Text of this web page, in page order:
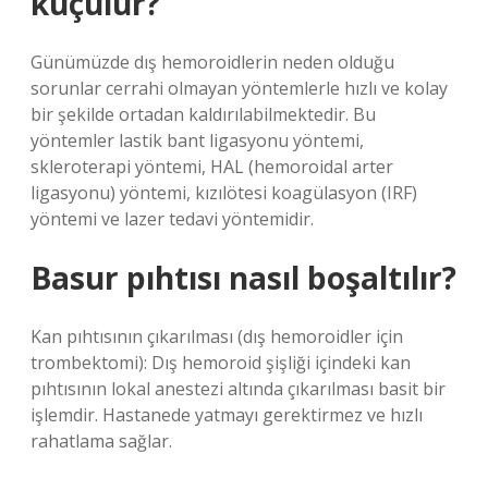
Günümüzde dış hemoroidlerin neden olduğu
sorunlar cerrahi olmayan yöntemlerle hızlı ve kolay
bir şekilde ortadan kaldırılabilmektedir. Bu
yöntemler lastik bant ligasyonu yöntemi,
skleroterapi yöntemi, HAL (hemoroidal arter
ligasyonu) yöntemi, kızılötesi koagülasyon (IRF)
yöntemi ve lazer tedavi yöntemidir.
Basur pıhtısı nasıl boşaltılır?
Kan pıhtısının çıkarılması (dış hemoroidler için
trombektomi): Dış hemoroid şişliği içindeki kan
pıhtısının lokal anestezi altında çıkarılması basit bir
işlemdir. Hastanede yatmayı gerektirmez ve hızlı
rahatlama sağlar.